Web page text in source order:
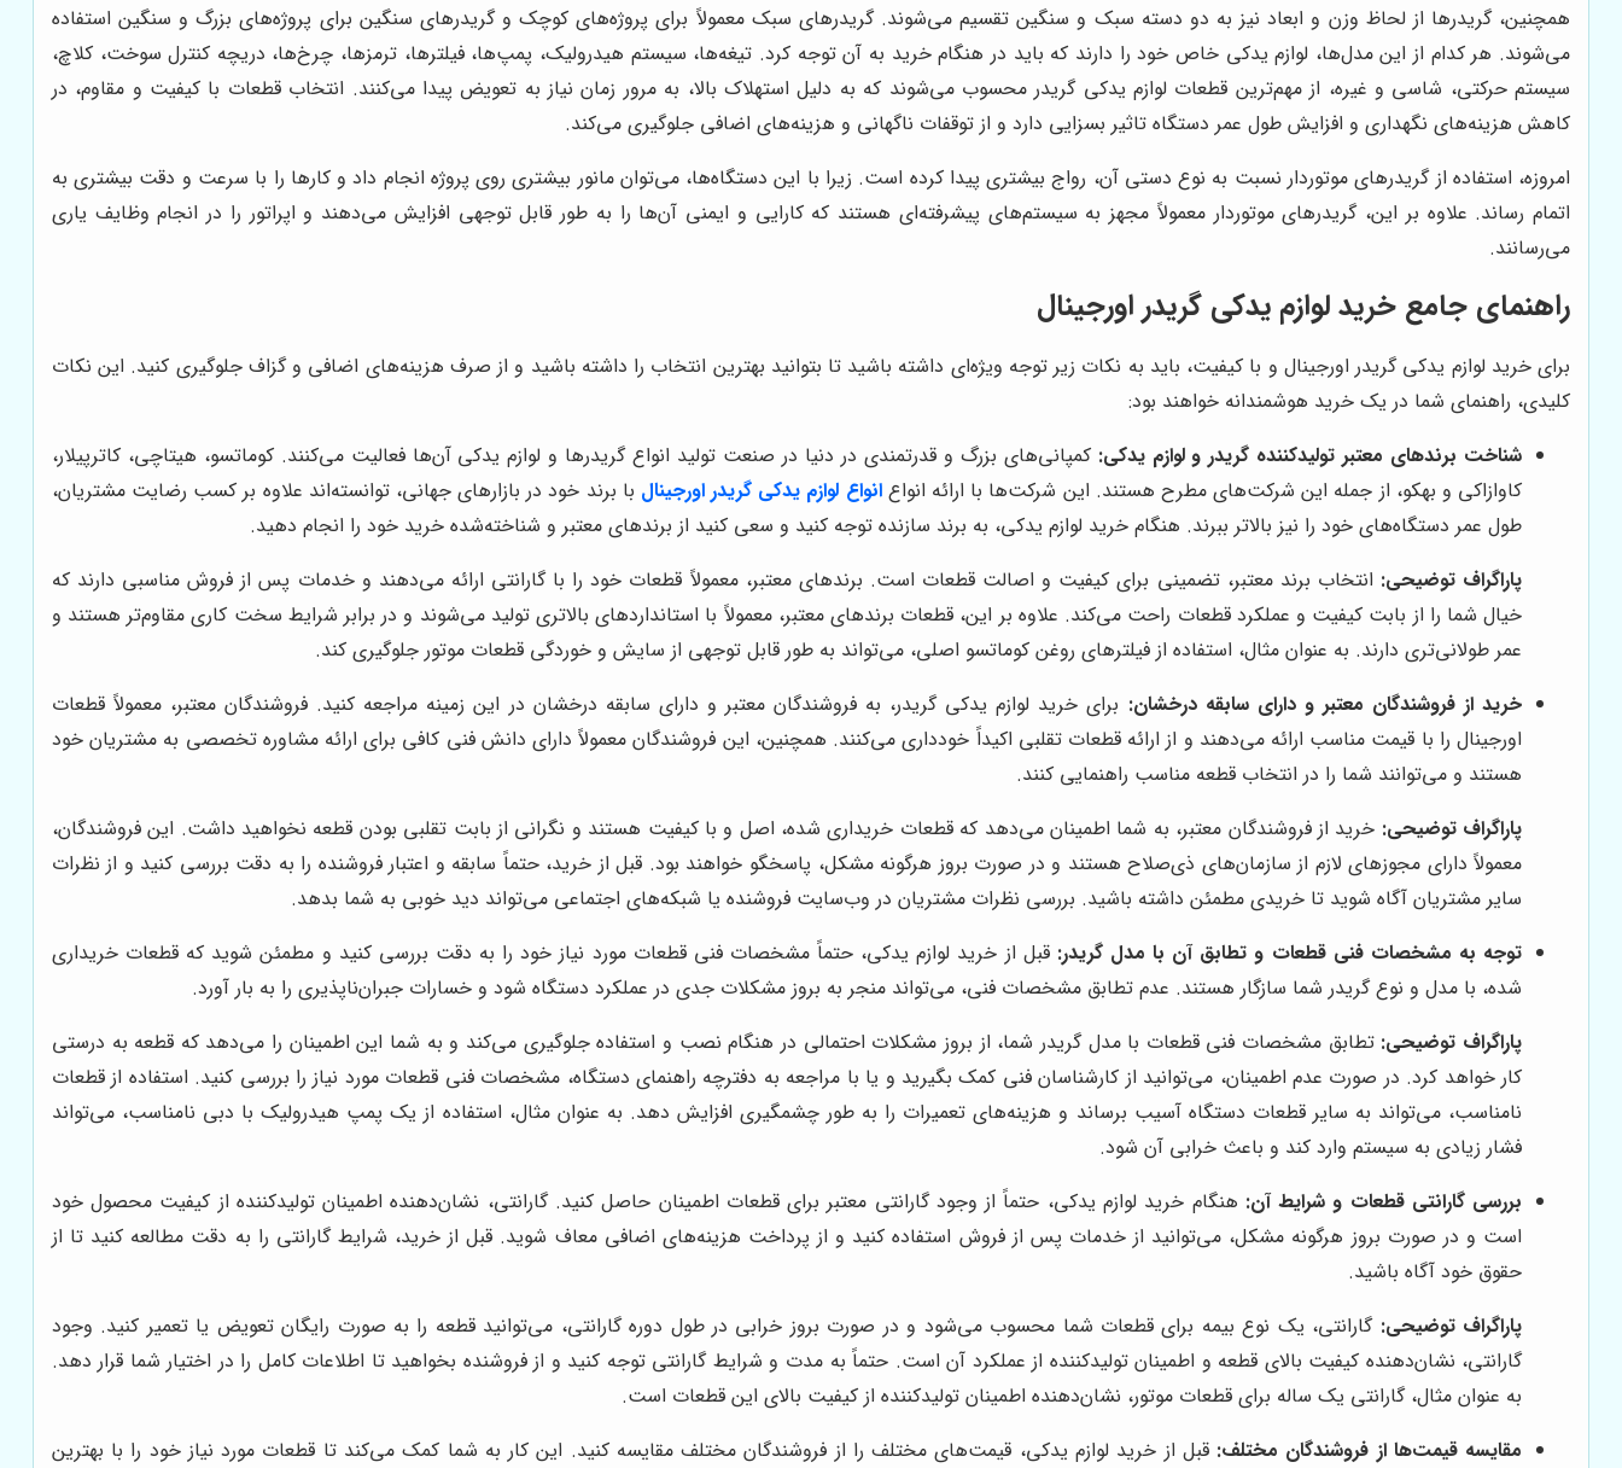
همچنین، گریدرها از لحاظ وزن و ابعاد نیز به دو دسته سبک و سنگین تقسیم می‌شوند. گریدرهای سبک معمولاً برای پروژه‌های کوچک و گریدرهای سنگین برای پروژه‌های بزرگ و سنگین استفاده
می‌شوند. هر کدام از این مدل‌ها، لوازم یدکی خاص خود را دارند که باید در هنگام خرید به آن توجه کرد. تیغه‌ها، سیستم هیدرولیک، پمپ‌ها، فیلترها، ترمزها، چرخ‌ها، دریچه کنترل سوخت، کلاچ،
سیستم حرکتی، شاسی و غیره، از مهم‌ترین قطعات لوازم یدکی گریدر محسوب می‌شوند که به دلیل استهلاک بالا، به مرور زمان نیاز به تعویض پیدا می‌کنند. انتخاب قطعات با کیفیت و مقاوم، در
کاهش هزینه‌های نگهداری و افزایش طول عمر دستگاه تاثیر بسزایی دارد و از توقفات ناگهانی و هزینه‌های اضافی جلوگیری می‌کند.
امروزه، استفاده از گریدرهای موتوردار نسبت به نوع دستی آن، رواج بیشتری پیدا کرده است. زیرا با این دستگاه‌ها، می‌توان مانور بیشتری روی پروژه انجام داد و کارها را با سرعت و دقت بیشتری به
اتمام رساند. علاوه بر این، گریدرهای موتوردار معمولاً مجهز به سیستم‌های پیشرفته‌ای هستند که کارایی و ایمنی آن‌ها را به طور قابل توجهی افزایش می‌دهند و اپراتور را در انجام وظایف یاری
می‌رسانند.
راهنمای جامع خرید لوازم یدکی گریدر اورجینال
برای خرید لوازم یدکی گریدر اورجینال و با کیفیت، باید به نکات زیر توجه ویژه‌ای داشته باشید تا بتوانید بهترین انتخاب را داشته باشید و از صرف هزینه‌های اضافی و گزاف جلوگیری کنید. این نکات
کلیدی، راهنمای شما در یک خرید هوشمندانه خواهند بود:
شناخت برندهای معتبر تولیدکننده گریدر و لوازم یدکی: کمپانی‌های بزرگ و قدرتمندی در دنیا در صنعت تولید انواع گریدرها و لوازم یدکی آن‌ها فعالیت می‌کنند. کوماتسو، هیتاچی، کاترپیلار،
کاوازاکی و بهکو، از جمله این شرکت‌های مطرح هستند. این شرکت‌ها با ارائه انواعانواع لوازم یدکی گریدر اورجینال با برند خود در بازارهای جهانی، توانسته‌اند علاوه بر کسب رضایت مشتریان،
طول عمر دستگاه‌های خود را نیز بالاتر ببرند. هنگام خرید لوازم یدکی، به برند سازنده توجه کنید و سعی کنید از برندهای معتبر و شناخته‌شده خرید خود را انجام دهید.
پاراگراف توضیحی: انتخاب برند معتبر، تضمینی برای کیفیت و اصالت قطعات است. برندهای معتبر، معمولاً قطعات خود را با گارانتی ارائه می‌دهند و خدمات پس از فروش مناسبی دارند که
خیال شما را از بابت کیفیت و عملکرد قطعات راحت می‌کند. علاوه بر این، قطعات برندهای معتبر، معمولاً با استانداردهای بالاتری تولید می‌شوند و در برابر شرایط سخت کاری مقاوم‌تر هستند و
عمر طولانی‌تری دارند. به عنوان مثال، استفاده از فیلترهای روغن کوماتسو اصلی، می‌تواند به طور قابل توجهی از سایش و خوردگی قطعات موتور جلوگیری کند.
خرید از فروشندگان معتبر و دارای سابقه درخشان: برای خرید لوازم یدکی گریدر، به فروشندگان معتبر و دارای سابقه درخشان در این زمینه مراجعه کنید. فروشندگان معتبر، معمولاً قطعات
اورجینال را با قیمت مناسب ارائه می‌دهند و از ارائه قطعات تقلبی اکیداً خودداری می‌کنند. همچنین، این فروشندگان معمولاً دارای دانش فنی کافی برای ارائه مشاوره تخصصی به مشتریان خود
هستند و می‌توانند شما را در انتخاب قطعه مناسب راهنمایی کنند.
پاراگراف توضیحی: خرید از فروشندگان معتبر، به شما اطمینان می‌دهد که قطعات خریداری شده، اصل و با کیفیت هستند و نگرانی از بابت تقلبی بودن قطعه نخواهید داشت. این فروشندگان،
معمولاً دارای مجوزهای لازم از سازمان‌های ذی‌صلاح هستند و در صورت بروز هرگونه مشکل، پاسخگو خواهند بود. قبل از خرید، حتماً سابقه و اعتبار فروشنده را به دقت بررسی کنید و از نظرات
سایر مشتریان آگاه شوید تا خریدی مطمئن داشته باشید. بررسی نظرات مشتریان در وب‌سایت فروشنده یا شبکه‌های اجتماعی می‌تواند دید خوبی به شما بدهد.
توجه به مشخصات فنی قطعات و تطابق آن با مدل گریدر: قبل از خرید لوازم یدکی، حتماً مشخصات فنی قطعات مورد نیاز خود را به دقت بررسی کنید و مطمئن شوید که قطعات خریداری
شده، با مدل و نوع گریدر شما سازگار هستند. عدم تطابق مشخصات فنی، می‌تواند منجر به بروز مشکلات جدی در عملکرد دستگاه شود و خسارات جبران‌ناپذیری را به بار آورد.
پاراگراف توضیحی: تطابق مشخصات فنی قطعات با مدل گریدر شما، از بروز مشکلات احتمالی در هنگام نصب و استفاده جلوگیری می‌کند و به شما این اطمینان را می‌دهد که قطعه به درستی
کار خواهد کرد. در صورت عدم اطمینان، می‌توانید از کارشناسان فنی کمک بگیرید و یا با مراجعه به دفترچه راهنمای دستگاه، مشخصات فنی قطعات مورد نیاز را بررسی کنید. استفاده از قطعات
نامناسب، می‌تواند به سایر قطعات دستگاه آسیب برساند و هزینه‌های تعمیرات را به طور چشمگیری افزایش دهد. به عنوان مثال، استفاده از یک پمپ هیدرولیک با دبی نامناسب، می‌تواند
فشار زیادی به سیستم وارد کند و باعث خرابی آن شود.
بررسی گارانتی قطعات و شرایط آن: هنگام خرید لوازم یدکی، حتماً از وجود گارانتی معتبر برای قطعات اطمینان حاصل کنید. گارانتی، نشان‌دهنده اطمینان تولیدکننده از کیفیت محصول خود
است و در صورت بروز هرگونه مشکل، می‌توانید از خدمات پس از فروش استفاده کنید و از پرداخت هزینه‌های اضافی معاف شوید. قبل از خرید، شرایط گارانتی را به دقت مطالعه کنید تا از
حقوق خود آگاه باشید.
پاراگراف توضیحی: گارانتی، یک نوع بیمه برای قطعات شما محسوب می‌شود و در صورت بروز خرابی در طول دوره گارانتی، می‌توانید قطعه را به صورت رایگان تعویض یا تعمیر کنید. وجود
گارانتی، نشان‌دهنده کیفیت بالای قطعه و اطمینان تولیدکننده از عملکرد آن است. حتماً به مدت و شرایط گارانتی توجه کنید و از فروشنده بخواهید تا اطلاعات کامل را در اختیار شما قرار دهد.
به عنوان مثال، گارانتی یک ساله برای قطعات موتور، نشان‌دهنده اطمینان تولیدکننده از کیفیت بالای این قطعات است.
مقایسه قیمت‌ها از فروشندگان مختلف: قبل از خرید لوازم یدکی، قیمت‌های مختلف را از فروشندگان مختلف مقایسه کنید. این کار به شما کمک می‌کند تا قطعات مورد نیاز خود را با بهترین